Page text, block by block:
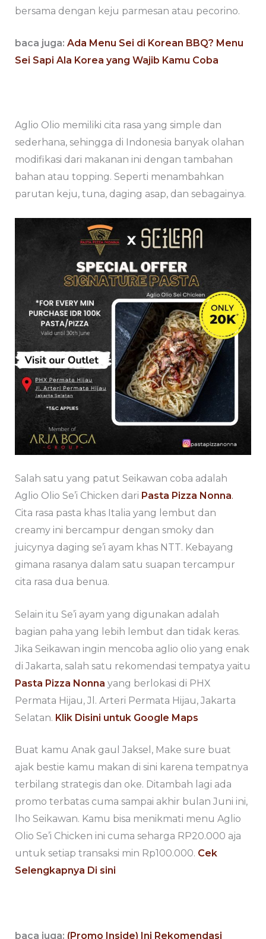
bersama dengan keju parmesan atau pecorino.
baca juga: Ada Menu Sei di Korean BBQ? Menu
Sei Sapi Ala Korea yang Wajib Kamu Coba
Aglio Olio memiliki cita rasa yang simple dan
sederhana, sehingga di Indonesia banyak olahan
modifikasi dari makanan ini dengan tambahan
bahan atau topping. Seperti menambahkan
parutan keju, tuna, daging asap, dan sebagainya.
Salah satu yang patut Seikawan coba adalah
Aglio Olio Se’i Chicken dari Pasta Pizza Nonna.
Cita rasa pasta khas Italia yang lembut dan
creamy ini bercampur dengan smoky dan
juicynya daging se’i ayam khas NTT. Kebayang
gimana rasanya dalam satu suapan tercampur
cita rasa dua benua.
Selain itu Se’i ayam yang digunakan adalah
bagian paha yang lebih lembut dan tidak keras.
Jika Seikawan ingin mencoba aglio olio yang enak
di Jakarta, salah satu rekomendasi tempatya yaitu
Pasta Pizza Nonna yang berlokasi di PHX
Permata Hijau, Jl. Arteri Permata Hijau, Jakarta
Selatan. Klik Disini untuk Google Maps
Buat kamu Anak gaul Jaksel, Make sure buat
ajak bestie kamu makan di sini karena tempatnya
terbilang strategis dan oke. Ditambah lagi ada
promo terbatas cuma sampai akhir bulan Juni ini,
lho Seikawan. Kamu bisa menikmati menu Aglio
Olio Se’i Chicken ini cuma seharga RP20.000 aja
untuk setiap transaksi min Rp100.000. Cek
Selengkapnya Di sini
baca juga: (Promo Inside) Ini Rekomendasi